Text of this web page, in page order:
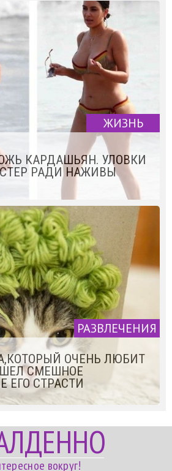
ЖИЗНЬ
КАРДАШЬЯН. УЛОВКИ
РАДИ НАЖИВЫ
РАЗВЛЕЧЕНИЯ
ОЧЕНЬ ЛЮБИТ
СМЕШНОЕ
ЕГО СТРАСТИ
вокруг!